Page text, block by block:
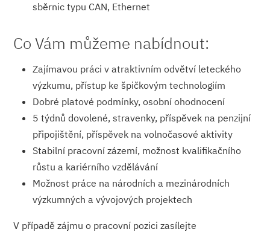
sběrnic typu CAN, Ethernet
Co Vám můžeme nabídnout:
Zajímavou práci v atraktivním odvětví leteckého
výzkumu, přístup ke špičkovým technologiím
Dobré platové podmínky, osobní ohodnocení
5 týdnů dovolené, stravenky, příspěvek na penzijní
připojištění, příspěvek na volnočasové aktivity
Stabilní pracovní zázemí, možnost kvalifikačního
růstu a kariérního vzdělávání
Možnost práce na národních a mezinárodních
výzkumných a vývojových projektech
V případě zájmu o pracovní pozici zasílejte